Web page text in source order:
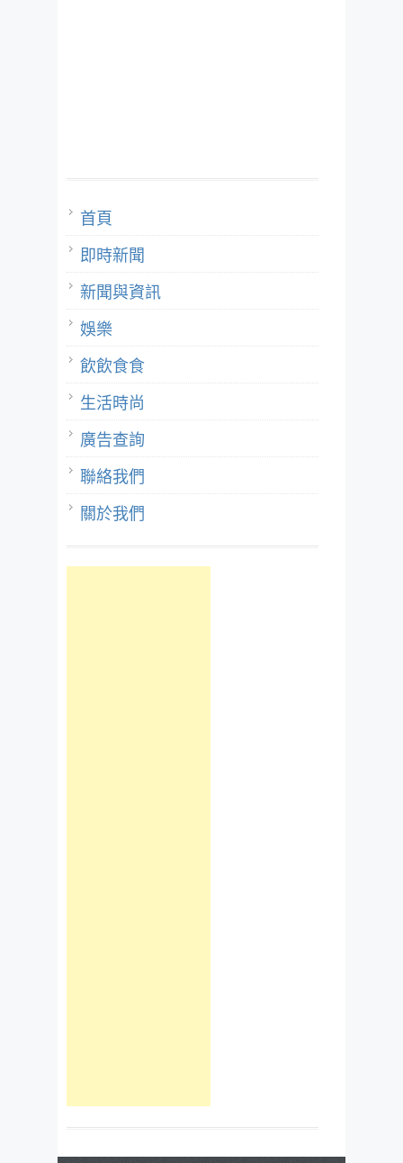
首頁
即時新聞
新聞與資訊
娛樂
飲飲食食
生活時尚
廣告查詢
聯絡我們
關於我們